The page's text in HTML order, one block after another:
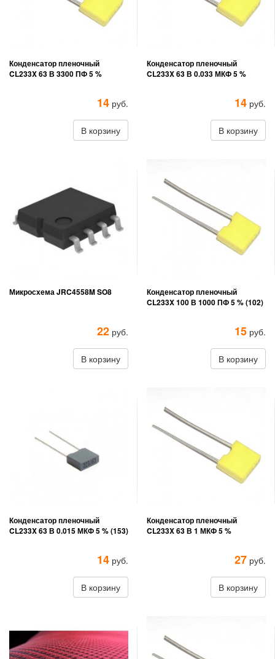
Конденсатор пленочный
CL233X 63 В 3300 ПФ 5 %
14 руб.
В корзину
Конденсатор пленочный
CL233X 63 В 0.033 МКФ 5 %
14 руб.
В корзину
Микросхема JRC4558M SO8
22 руб.
В корзину
Конденсатор пленочный
CL233X 100 В 1000 ПФ 5 % (102)
15 руб.
В корзину
Конденсатор пленочный
CL233X 63 В 0.015 МКФ 5 % (153)
14 руб.
В корзину
Конденсатор пленочный
CL233X 63 В 1 МКФ 5 %
27 руб.
В корзину